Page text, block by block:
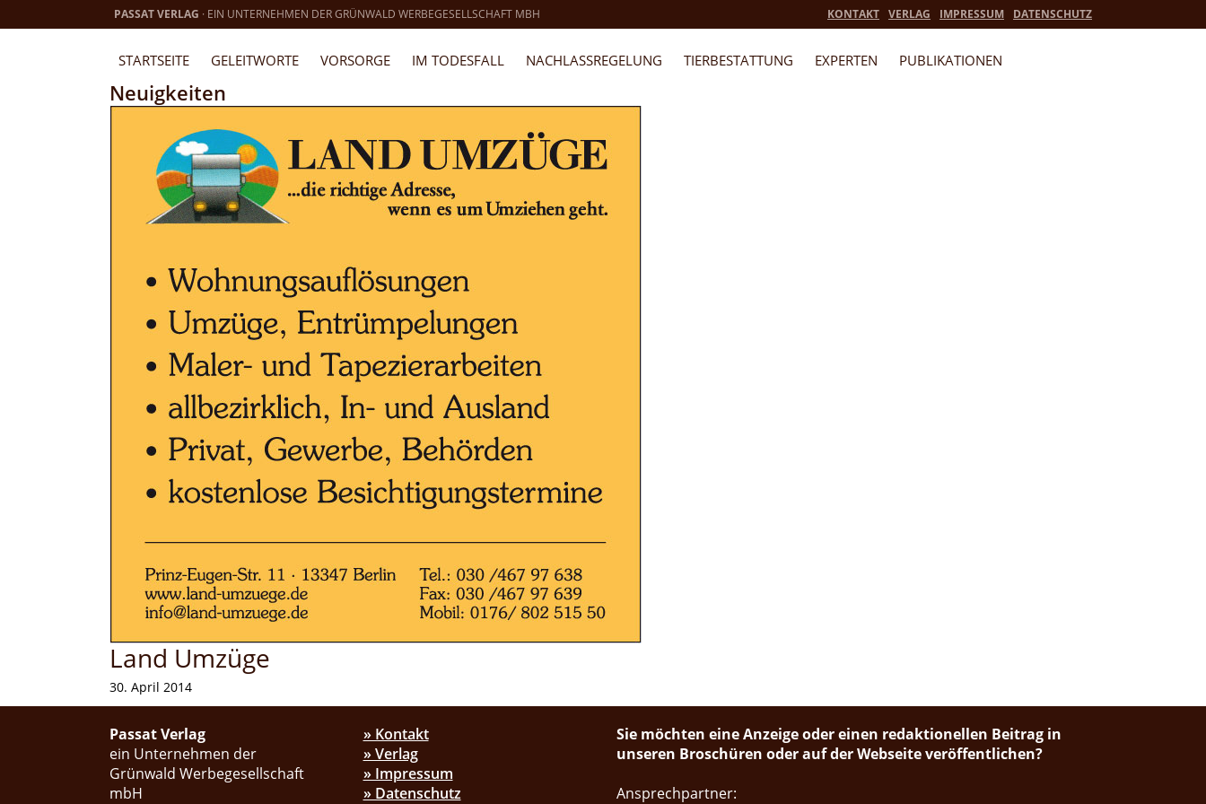
PASSAT VERLAG · EIN UNTERNEHMEN DER GRÜNWALD WERBEGESELLSCHAFT MBH KONTAKT VERLAG IMPRESSUM DATENSCHUTZ
STARTSEITE GELEITWORTE VORSORGE IM TODESFALL NACHLASSREGELUNG TIERBESTATTUNG EXPERTEN PUBLIKATIONEN
Neuigkeiten
Land Umzüge
30. April 2014
Passat Verlag
ein Unternehmen der
Grünwald Werbegesellschaft
mbH
» Kontakt
» Verlag
» Impressum
» Datenschutz
Sie möchten eine Anzeige oder einen redaktionellen Beitrag in
unseren Broschüren oder auf der Webseite veröffentlichen?
Ansprechpartner: